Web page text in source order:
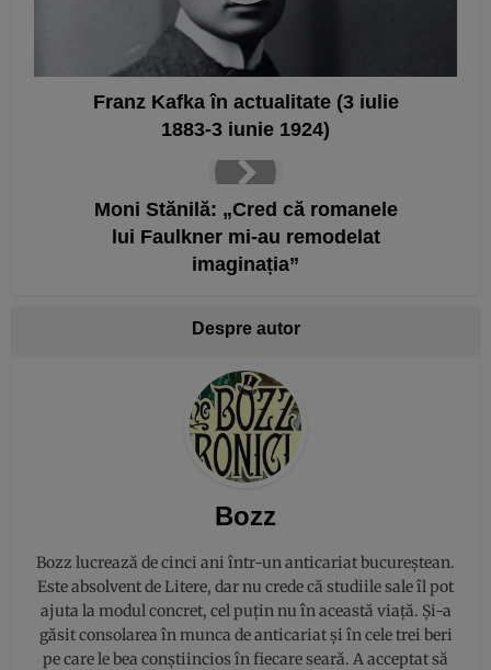
Franz Kafka în actualitate (3 iulie
1883-3 iunie 1924)
Moni Stănilă: „Cred că romanele
lui Faulkner mi-au remodelat
imaginația”
Despre autor
Bozz
Bozz lucrează de cinci ani într-un anticariat bucureștean.
Este absolvent de Litere, dar nu crede că studiile sale îl pot
ajuta la modul concret, cel puțin nu în această viață. Și-a
găsit consolarea în munca de anticariat și în cele trei beri
pe care le bea conștiincios în fiecare seară. A acceptat să